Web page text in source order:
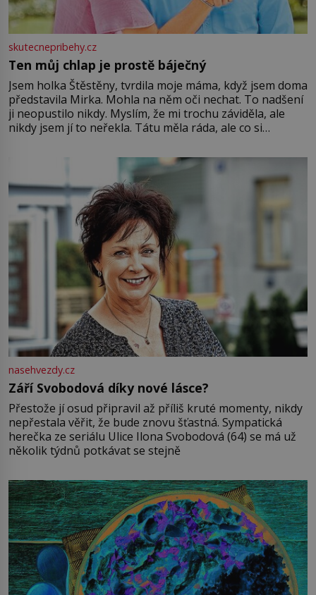
skutecnepribehy.cz
Ten můj chlap je prostě báječný
Jsem holka Štěstěny, tvrdila moje máma, když jsem doma
představila Mirka. Mohla na něm oči nechat. To nadšení
ji neopustilo nikdy. Myslím, že mi trochu záviděla, ale
nikdy jsem jí to neřekla. Tátu měla ráda, ale co si
Jsme spolu moc rádi Tehdy byla jiná doba, když
nasehvezdy.cz
Září Svobodová díky nové lásce?
Přestože jí osud připravil až příliš kruté momenty, nikdy
nepřestala věřit, že bude znovu šťastná. Sympatická
herečka ze seriálu Ulice Ilona Svobodová (64) se má už
několik týdnů potkávat se stejně